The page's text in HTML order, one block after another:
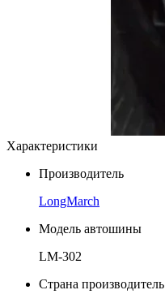
Характеристики
Производитель
LongMarch
Модель автошины
LM-302
Страна производитель